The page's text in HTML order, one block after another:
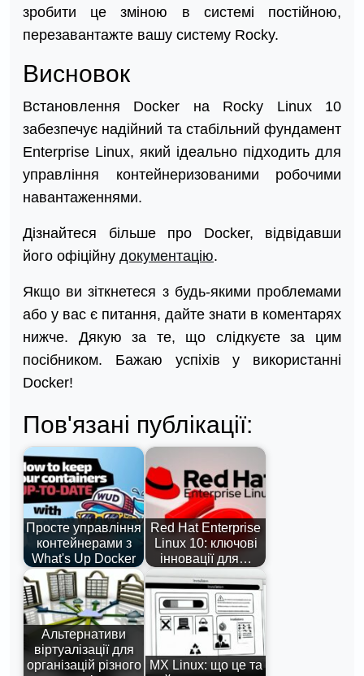
зробити це зміною в системі постійною,
перезавантажте вашу систему Rocky.
Висновок
Встановлення Docker на Rocky Linux 10
забезпечує надійний та стабільний фундамент
Enterprise Linux, який ідеально підходить для
управління контейнеризованими робочими
навантаженнями.
Дізнайтеся більше про Docker, відвідавши
його офіційну документацію.
Якщо ви зіткнетеся з будь-якими проблемами
або у вас є питання, дайте знати в коментарях
нижче. Дякую за те, що слідкуєте за цим
посібником. Бажаю успіхів у використанні
Docker!
Пов'язані публікації:
Просте управління
контейнерами з
What's Up Docker
Red Hat Enterprise
Linux 10: ключові
інновації для…
Альтернативи
віртуалізації для
організацій різного
MX Linux: що це та